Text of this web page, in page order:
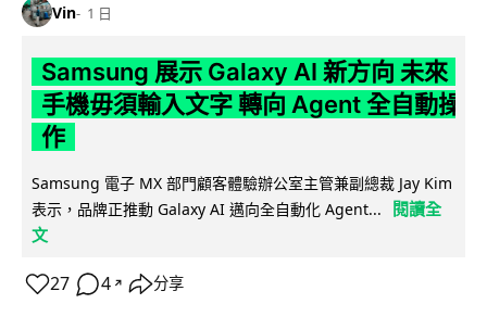
Vin 1 日
Samsung 展示 Galaxy AI 新方向 未來
手機毋須輸入文字 轉向 Agent 全自動操
作
Samsung 電子 MX 部門顧客體驗辦公室主管兼副總裁 Jay Kim
表示，品牌正推動 Galaxy AI 邁向全自動化 Agent...
閱讀全
文
27 4 ↗ 分享